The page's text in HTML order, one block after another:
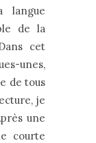
langue
de la
cet
unes,
de tous
je
une
courte